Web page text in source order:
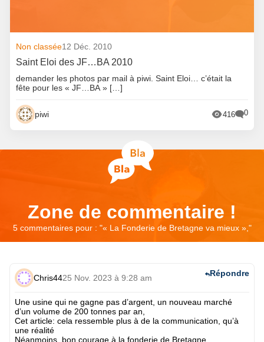
Non classée12 Déc. 2010
Saint Eloi des JF…BA 2010
demander les photos par mail à piwi. Saint Eloi… c’était la
fête pour les « JF…BA » […]
piwi 416 0
Zone de commentaire !
5 commentaires pour : "« La Fonderie de Bretagne va mieux »,"
Chris4425 Nov. 2023 à 9:28 am
Une usine qui ne gagne pas d’argent, un nouveau marché
d’un volume de 200 tonnes par an,
Cet article: cela ressemble plus à de la communication, qu’à
une réalité
Néanmoins, bon courage à la fonderie de Bretagne
Répondre